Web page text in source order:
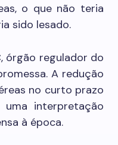
o que não teria
sido lesado.
órgão regulador do
A redução
no curto prazo
uma interpretação
à época.